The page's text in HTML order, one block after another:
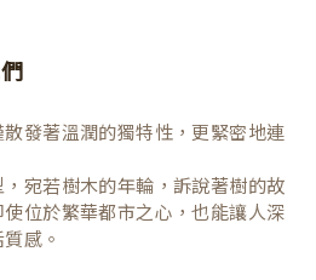
發著溫潤的獨特性，更緊密地連
宛若樹木的年輪，訴說著樹的故
位於繁華都市之心，也能讓人深
感。